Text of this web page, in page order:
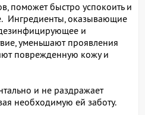
поможет быстро успокоить и
Ингредиенты, оказывающие
и
уменьшают проявления
поврежденную кожу и
и не раздражает
необходимую ей заботу.